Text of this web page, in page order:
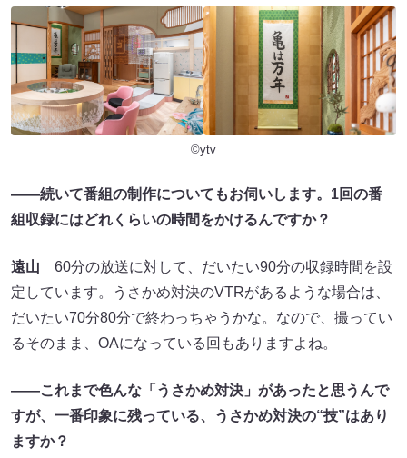
©ytv
――続いて番組の制作についてもお伺いします。1回の番
組収録にはどれくらいの時間をかけるんですか？
遠山 60分の放送に対して、だいたい90分の収録時間を設
定しています。うさかめ対決のVTRがあるような場合は、
だいたい70分80分で終わっちゃうかな。なので、撮ってい
るそのまま、OAになっている回もありますよね。
――これまで色んな「うさかめ対決」があったと思うんで
すが、一番印象に残っている、うさかめ対決の“技”はあり
ますか？